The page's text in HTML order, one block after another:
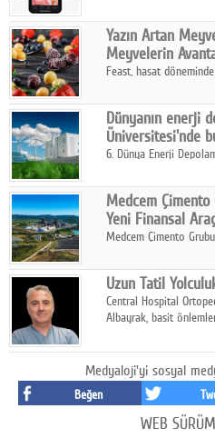
ekonomi ile gerçek
kurmayı hedefleyen
Yazın Artan
Meyvelerin
Feast, hasat
pratik, güvenilir ve
Dünyanın enerji
Üniversitesi'nde
6. Dünya Enerji
sahipliğinde
Medcem
Yeni Finansal
Medcem Çimento
Uzun Tatil
Central Hospital
Albayrak, basit
Medyaloji'yi sosyal
Beğen
WEB